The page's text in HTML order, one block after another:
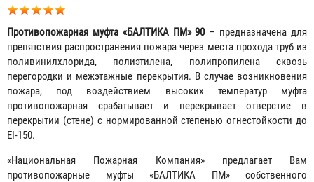
Противопожарная муфта «БАЛТИКА ПМ» 90– предназначена для
препятствия распространения пожара через места прохода труб из
поливинилхлорида, полиэтилена, полипропилена сквозь
перегородки и межэтажные перекрытия. В случае возникновения
пожара, под воздействием высоких температур муфта
противопожарная срабатывает и перекрывает отверстие в
перекрытии (стене) с нормированной степенью огнестойкости до
EI-150.
«Национальная Пожарная Компания» предлагает Вам
противопожарные муфты «БАЛТИКА ПМ» собственного